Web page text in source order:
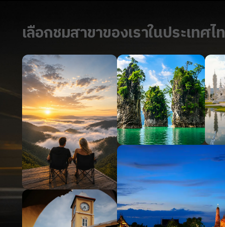
เลือกชมสาขาของเราในประเทศไ